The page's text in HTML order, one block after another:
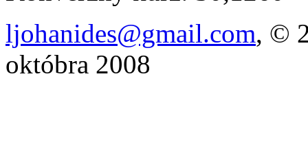
ljohanides@gmail.com, ©
októbra 2008